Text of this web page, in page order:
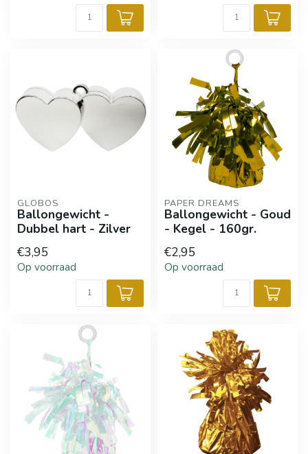
GLOBOS
Ballongewicht -
Dubbel hart - Zilver
€3,95
Op voorraad
PAPER DREAMS
Ballongewicht - Goud
- Kegel - 160gr.
€2,95
Op voorraad